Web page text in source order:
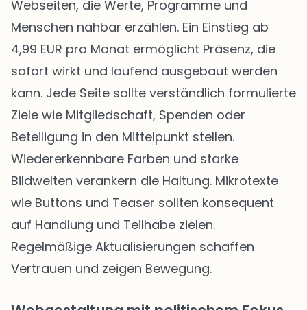
Webseiten, die Werte, Programme und
Menschen nahbar erzählen. Ein Einstieg ab
4,99 EUR pro Monat ermöglicht Präsenz, die
sofort wirkt und laufend ausgebaut werden
kann. Jede Seite sollte verständlich formulierte
Ziele wie Mitgliedschaft, Spenden oder
Beteiligung in den Mittelpunkt stellen.
Wiedererkennbare Farben und starke
Bildwelten verankern die Haltung. Mikrotexte
wie Buttons und Teaser sollten konsequent
auf Handlung und Teilhabe zielen.
Regelmäßige Aktualisierungen schaffen
Vertrauen und zeigen Bewegung.